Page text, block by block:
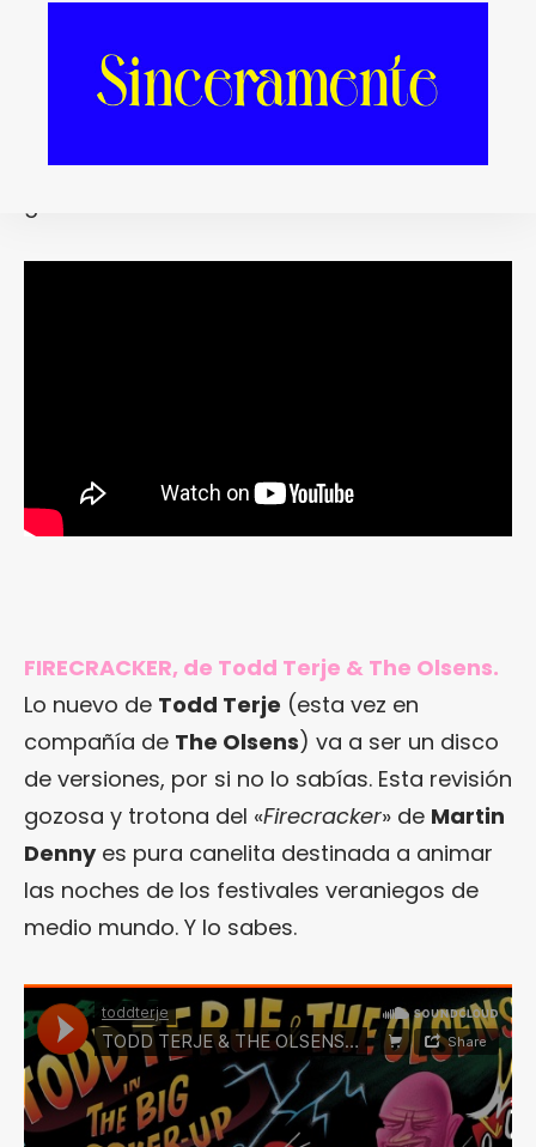
sí,Hinds on… Al final resultó que
jodidamente sí. Y lo demuestran con este
etiqueta de niñas monas por la vía de la
FIRECRACKER, de Todd Terje & The Olsens.
Lo nuevo de Todd Terje (esta vez en
compañía de The Olsens) va a ser un disco
de versiones, por si no lo sabías. Esta revisión
gozosa y trotona del «Firecracker» de Martin
Dennyes pura canelita destinada a animar
las noches de los festivales veraniegos de
medio mundo. Y lo sabes.